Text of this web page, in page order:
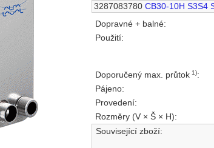
3287083780 CB30-10H S3S4
Dopravné + balné:
Použití:
Doporučený max. průtok 1):
Pájeno:
Provedení:
Rozměry (V × Š × H):
Související zboží: